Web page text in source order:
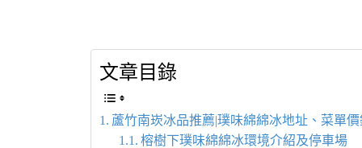
文章目錄
蘆竹南崁冰品推薦|璞味綿綿冰地址、菜單
榕樹下璞味綿綿冰環境介紹及停車場